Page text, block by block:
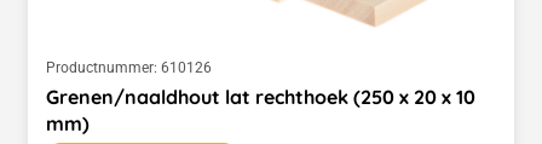
Productnummer: 610126
Grenen/naaldhout lat rechthoek (250 x 20 x 10
mm)